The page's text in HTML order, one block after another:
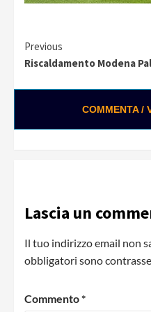
Continue
Previous
Riscaldamento Modena
COMMENTA /
0:01 / 0:28
Lascia un
Il tuo indirizzo email non
obbligatori sono
Commento*